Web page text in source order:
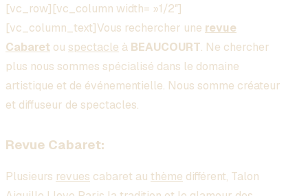
[vc_row][vc_column width= »1/2″]
[vc_column_text]Vous rechercher une revue
Cabaret ou spectacle à BEAUCOURT. Ne chercher
plus nous sommes spécialisé dans le domaine
artistique et de événementielle. Nous somme créateur
et diffuseur de spectacles.
Revue Cabaret:
Plusieurs revues cabaret au thème différent, Talon